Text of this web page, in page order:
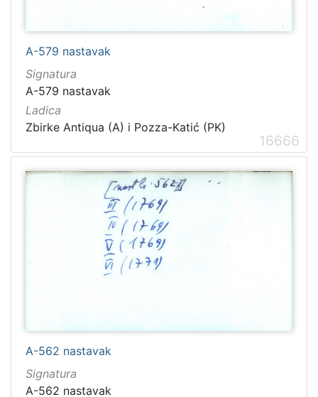
A-579 nastavak
Signatura
A-579 nastavak
Ladica
Zbirke Antiqua (A) i Pozza-Katić (PK)
16666
A-562 nastavak
Signatura
A-562 nastavak